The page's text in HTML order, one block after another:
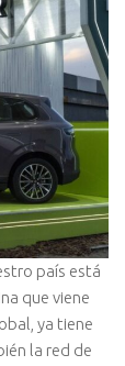
país está
que viene
ya tiene
la red de